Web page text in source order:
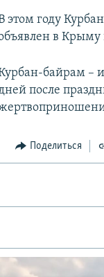
этом году
в
байрам –
после
Поделиться